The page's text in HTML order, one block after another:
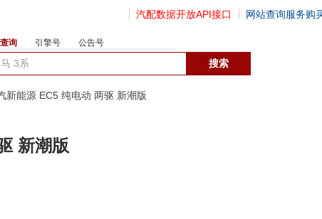
汽配数据开放API接口 网站查询服务购
询 引擎号 公告号
新能源 EC5 纯电动 两驱 新潮版
新潮版